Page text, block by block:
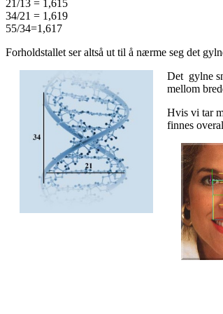
21/13 = 1,615
34/21 = 1,619
55/34=1,617
Forholdstallet ser altså ut til å nærme seg det
Det gylne
mellom
Hvis vi tar
finnes